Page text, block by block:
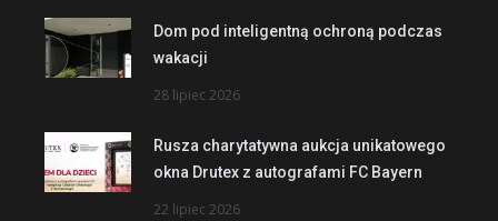
Dom pod inteligentną ochroną podczas
wakacji
28 lipiec 2026
Rusza charytatywna aukcja unikatowego
okna Drutex z autografami FC Bayern
22 lipiec 2026